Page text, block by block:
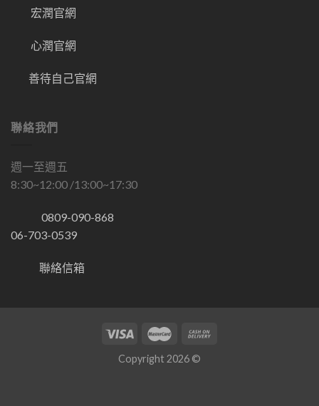
宏潤官網
心潤官網
善待自己官網
聯絡我們
週一至週五
8:30~12:00 /13:00~17:30
0809-090-868
06-703-0539
聯絡信箱
Copyright 2026 ©